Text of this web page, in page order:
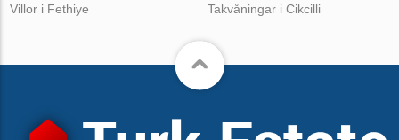
Villor i Fethiye
Takvåningar i Cikcilli